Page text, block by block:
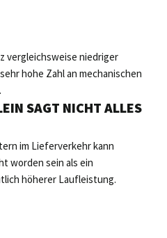
vergleichsweise niedriger
hohe Zahl an mechanischen
SAGT NICHT ALLES
im Lieferverkehr kann
worden sein als ein
höherer Laufleistung.